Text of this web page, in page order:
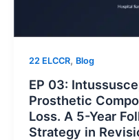
22 ELCCR, Blog
EP 03:
Prosthetic
Loss. A 5-Year
Strategy in